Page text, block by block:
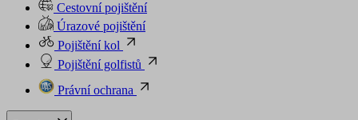
Cestovní pojištění
Úrazové pojištění
Pojištění kol
Pojištění golfistů
Právní ochrana